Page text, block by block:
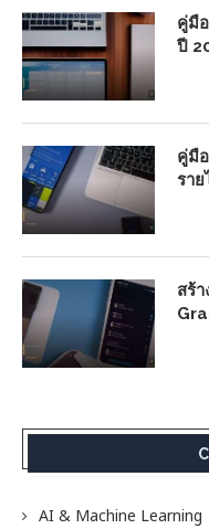
คู่มื
ปี
คู่มื
รา
สร้
AI & Machine Learning